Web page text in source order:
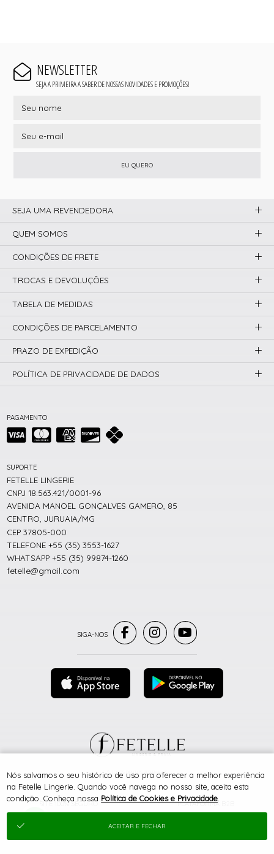
NEWSLETTER
SEJA A PRIMEIRA A SABER DE NOSSAS NOVIDADES E PROMOÇÕES!
EU QUERO
PAGAMENTO
SITE 100% SEGURO PLATAFORMA B2B
SUPORTE
FETELLE LINGERIE
CNPJ 18.563.421/0001-96
AVENIDA MANOEL GONÇALVES GAMERO, 85
CENTRO, JURUAIA/MG
CEP 37805-000
TELEFONE +55 (35) 3553-1627
WHATSAPP +55 (35) 99874-1260
fetelle@gmail.com
SEJA UMA REVENDEDORA
QUEM SOMOS
CONDIÇÕES DE FRETE
TROCAS E DEVOLUÇÕES
TABELA DE MEDIDAS
CONDIÇÕES DE PARCELAMENTO
PRAZO DE EXPEDIÇÃO
POLÍTICA DE PRIVACIDADE DE DADOS
® TODOS DIREITOS RESERVADOS
Nós salvamos o seu histórico de uso pra oferecer a melhor experiência
na Fetelle Lingerie. Quando você navega no nosso site, aceita esta
condição. Conheça nossa Política de Cookies e Privacidade
ACEITAR E FECHAR